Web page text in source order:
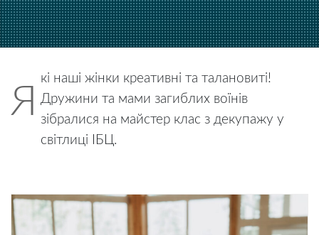
Я
кі наші жінки креативні та талановиті!
Дружини та мами загиблих воїнів
зібралися на майстер клас з декупажу у
світлиці ІБЦ.